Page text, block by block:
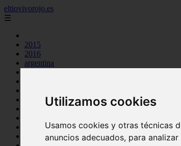
Utilizamos cookies
Usamos cookies y otras técnicas
anuncios adecuados, para
eltiovivorojo.es
☰
2015
2016
argentina
huevos
mariscos
postres
producto